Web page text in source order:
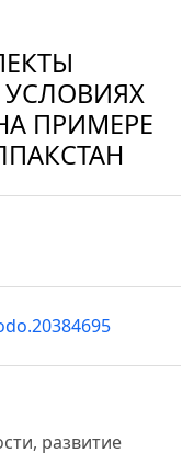
УСЛОВИЯХ
ПРИМЕРЕ
развитие